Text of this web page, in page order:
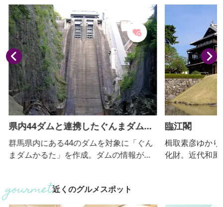
県内44ダムと連携したぐんまダムか
るた
群馬県内にある44のダムを対象に「ぐん
まダムかるた」を作成。ダムの情報がわ
4組揃えて、かるたとして遊ぼう。
臨江閣
楫取素彦ゆかり
化財。近代和風
近くのグルメスポット